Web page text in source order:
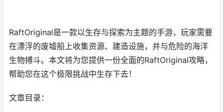
RaftOriginal是一款以生存与探索为主题的手游，玩家需要
在漂浮的废墟船上收集资源、建造设施，并与危险的海洋
生物搏斗。本文将为您提供一份全面的RaftOriginal攻略，
帮助您在这个极限挑战中生存下去！
文章目录：